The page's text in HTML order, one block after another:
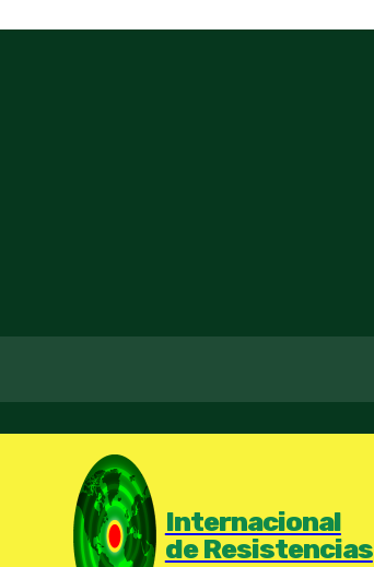
Internacional
de Resistencias